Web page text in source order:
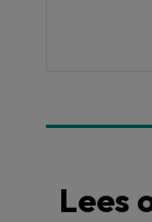
Lees